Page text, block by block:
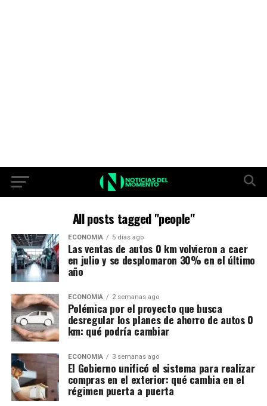
All posts tagged "people"
ECONOMIA 5 días ago
Las ventas de autos 0 km volvieron a caer
en julio y se desplomaron 30% en el último
año
ECONOMIA 2 semanas ago
Polémica por el proyecto que busca
desregular los planes de ahorro de autos 0
km: qué podría cambiar
ECONOMIA 3 semanas ago
El Gobierno unificó el sistema para realizar
compras en el exterior: qué cambia en el
régimen puerta a puerta